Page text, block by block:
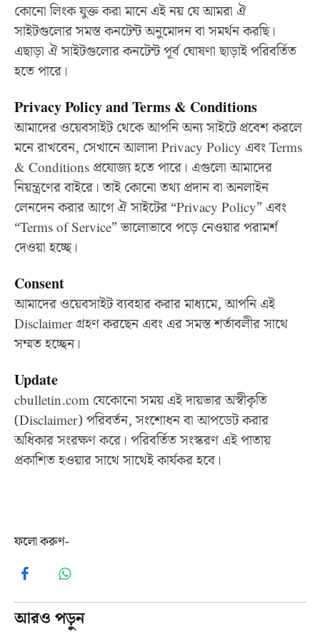
কোনো লিংক যুক্ত করা মানে এই নয় যে আমরা ঐ
সাইটগুলোর সমস্ত কনটেন্ট অনুমোদন বা সমর্থন করছি।
এছাড়া ঐ সাইটগুলোর কনটেন্ট পূর্ব ঘোষণা ছাড়াই পরিবর্তিত
হতে পারে।
Privacy Policy and Terms & Conditions
আমাদের ওয়েবসাইট থেকে আপনি অন্য সাইটে প্রবেশ করলে
মনে রাখবেন, সেখানে আলাদা Privacy Policy এবং Terms
& Conditions প্রযোজ্য হতে পারে। এগুলো আমাদের
নিয়ন্ত্রণের বাইরে। তাই কোনো তথ্য প্রদান বা অনলাইন
লেনদেন করার আগে ঐ সাইটের “Privacy Policy” এবং
“Terms of Service” ভালোভাবে পড়ে নেওয়ার পরামর্শ
দেওয়া হচ্ছে।
Consent
আমাদের ওয়েবসাইট ব্যবহার করার মাধ্যমে, আপনি এই
Disclaimer গ্রহণ করছেন এবং এর সমস্ত শর্তাবলীর সাথে
সম্মত হচ্ছেন।
Update
cbulletin.com যেকোনো সময় এই দায়ভার অস্বীকৃতি
(Disclaimer) পরিবর্তন, সংশোধন বা আপডেট করার
অধিকার সংরক্ষণ করে। পরিবর্তিত সংস্করণ এই পাতায়
প্রকাশিত হওয়ার সাথে সাথেই কার্যকর হবে।
ফলো করুণ-
FacebookWhatsApp
আরও পড়ুন